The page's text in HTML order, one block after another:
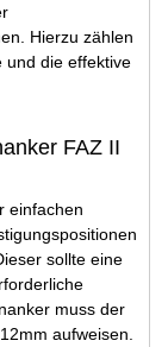
Hierzu zählen
und die effektive
FAZ II
einfachen
sollte eine
muss der
aufweisen.